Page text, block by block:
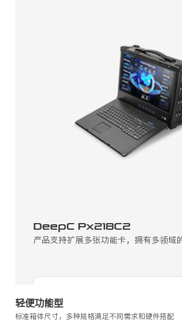
轻便功能型
标准箱体尺寸，多种规格满足不同需求和硬件搭配
DeepC Px218C2
产品支持扩展多张功能卡，拥有多领域